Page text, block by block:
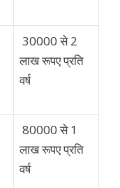
30000 से 2
लाखरूपए प्रति
वर्ष
80000 से 1
लाख रूपए प्रति
वर्ष